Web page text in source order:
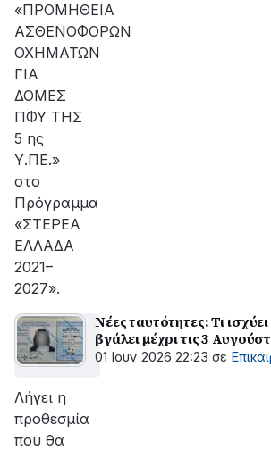
«ΠΡΟΜΗΘΕΙΑ
ΑΣΘΕΝΟΦΟΡΩΝ
ΟΧΗΜΑΤΩΝ
ΓΙΑ
ΔΟΜΕΣ
ΠΦΥ ΤΗΣ
5 ης
Υ.ΠΕ.»
στο
Πρόγραμμα
«ΣΤΕΡΕΑ
ΕΛΛΑΔΑ
2021–
2027».
Νέες ταυτότητες: Τι
βγάλει μέχρι τις 3
01 Ιουν 2026 22:23 σε
Λήγει η
προθεσμία
που θα